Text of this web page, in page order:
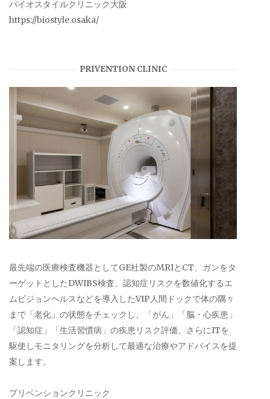
バイオスタイルクリニック大阪
https://biostyle.osaka/
PRIVENTION CLINIC
最先端の医療検査機器としてGE社製のMRIとCT、ガンをタ
ーゲットとしたDWIBS検査、認知症リスクを数値化するエ
ムビジョンヘルスなどを導入したVIP人間ドックで体の隅々
まで「老化」の状態をチェックし、「がん」「脳・心疾患」
「認知症」「生活習慣病」の疾患リスク評価、さらにITを
駆使しモニタリングを分析して最適な治療やアドバイスを提
案します。
プリベンションクリニック